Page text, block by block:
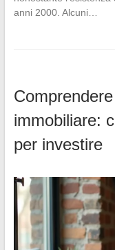
anni 2000. Alcuni…
immobiliare:
per investire